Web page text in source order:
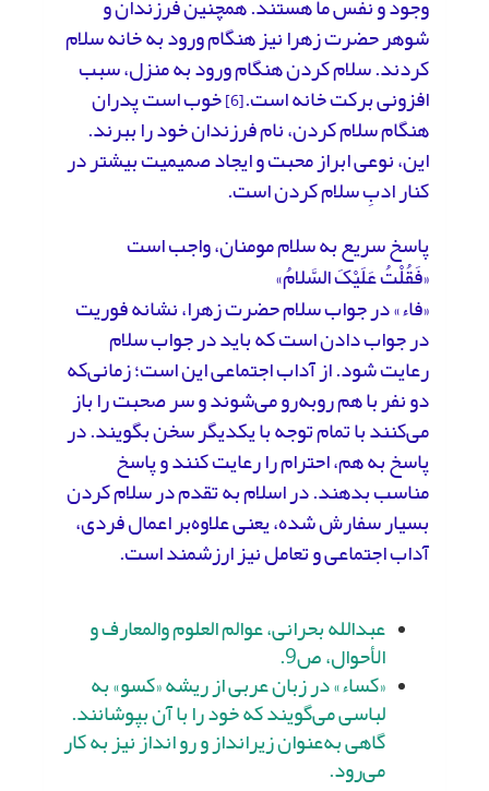
شوهر حضرت زهرا نیز هنگام ورود به خانه سلام
کردند. سلام کردن هنگام ورود به منزل، سبب
افزونی برکت خانه است.[6] خوب است پدران
هنگام سلام کردن، نام فرزندان خود را ببرند.
این، نوعی ابراز محبت و ایجاد صمیمیت بیشتر در
کنار ادبِ سلام کردن است.
پاسخ سریع به سلام مومنان، واجب است
«فَقُلْتُ عَلَیْکَ السَّلامُ»
«فاء» در جواب سلام حضرت زهرا، نشانه فوریت
در جواب دادن است که باید در جواب سلام
رعایت شود. از آداب اجتماعی این است؛ زمانی‌که
دو نفر با هم روبه‌رو می‌شوند و سر صحبت را باز
می‌کنند با تمام توجه با یکدیگر سخن بگویند. در
پاسخ به هم، احترام را رعایت کنند و پاسخ
مناسب بدهند. در اسلام به تقدم در سلام کردن
بسیار سفارش شده، یعنی علاوه‌بر اعمال فردی،
آداب اجتماعی و تعامل نیز ارزشمند است.
عبدالله بحرانی، عوالم العلوم والمعارف و
الأحوال، ص9.
«کساء» در زبان عربی از ریشه «کسو» به
لباسی می‌گویند که خود را با آن بپوشانند.
گاهی به‌عنوان زیرانداز و رو انداز نیز به کار
می‌رود.